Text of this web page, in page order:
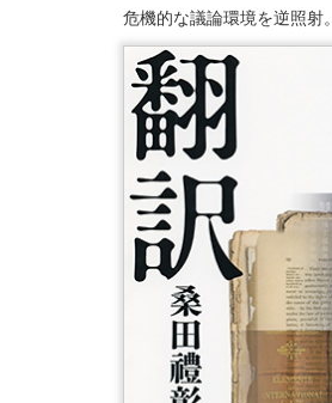
危機的な議論環境を逆照射。